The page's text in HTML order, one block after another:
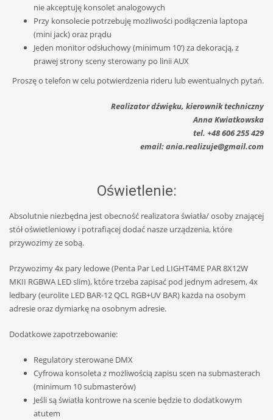
nie akceptuję konsolet analogowych
Przy konsolecie potrzebuję możliwości podłączenia laptopa
(mini jack) oraz prądu
Jeden monitor odsłuchowy (minimum 10’) za dekoracją, z
prawej strony sceny sterowany po linii AUX
Proszę o telefon w celu potwierdzenia rideru lub ewentualnych pytań.
Realizator dźwięku, kierowniktechniczny
Anna Kwiatkowska
tel. +48 606 255429
email:ania.realizuje@gmail.com
Oświetlenie:
Absolutnie niezbędna jest obecność realizatora światła/ osoby znającej
stół oświetleniowy i potrafiącej dodać nasze urządzenia, które
przywozimy ze sobą.
Przywozimy 4x pary ledowe (Penta Par Led LIGHT4ME PAR 8X12W
MKII RGBWA LED slim), które trzeba zapisać pod jednym adresem, 4x
ledbary (eurolite LED BAR-12 QCL RGB+UV BAR) każda na osobym
adresie oraz dymiarkę na osobnym adresie.
Dodatkowe zapotrzebowanie:
Regulatory sterowane DMX
Cyfrowa konsoleta z możliwością zapisu scen na submasterach
(minimum 10 submasterów)
Jeśli są światła kontrowe na scenie będzie to dodatkowym
atutem